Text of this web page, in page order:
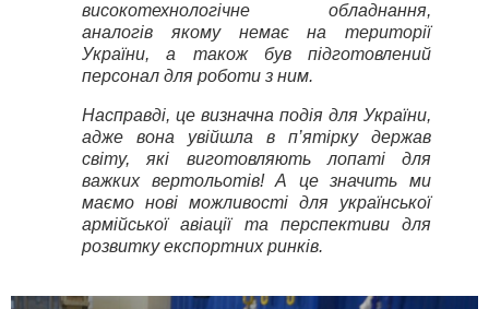
високотехнологічне обладнання,
аналогів якому немає на території
України, а також був підготовлений
персонал для роботи з ним.
Насправді, це визначна подія для України,
адже вона увійшла в п’ятірку держав
світу, які виготовляють лопаті для
важких вертольотів! А це значить ми
маємо нові можливості для української
армійської авіації та перспективи для
розвитку експортних ринків.